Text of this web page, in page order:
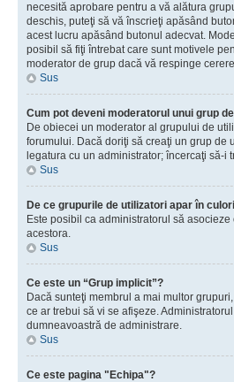
necesită aprobare pentru a vă alătura
deschis, puteţi să vă înscrieţi apăsând
acest lucru apăsând butonul adecvat.
posibil să fiţi întrebat care sunt motivele
moderator de grup dacă vă respinge
Sus
Cum pot deveni moderatorul unui grup
De obiecei un moderator al grupului de
forumului. Dacă doriţi să creaţi un grup de
legatura cu un administrator; încercaţi să-i
Sus
De ce grupurile de utilizatori apar în
Este posibil ca administratorul să
acestora.
Sus
Ce este un “Grup implicit”?
Dacă sunteţi membrul a mai multor
ce ar trebui să vi se afişeze.
dumneavoastră de administrare.
Sus
Ce este pagina "Echipa"?